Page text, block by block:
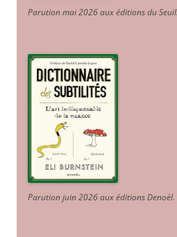
Parution mai 2026 aux éditions du
Parution juin 2026 aux éditions